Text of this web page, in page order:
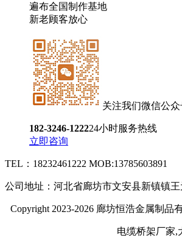
遍布全国制作基地
新老顾客放心
关注我们微信公众
182-3246-122224小时服务热线
立即咨询
TEL：18232461222 MOB:13785603891
公司地址：河北省廊坊市文安县新镇镇
Copyright 2023-2026 廊坊恒浩金属制品
电缆桥架厂家,